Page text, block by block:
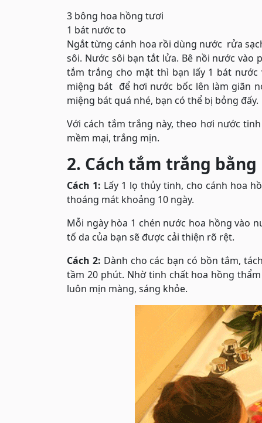
3 bông hoa hồng tươi
1 bát nước to
Ngắt từng cánh hoa rồi dùng nước rửa
sôi. Nước sôi bạn tắt lửa. Bê nồi nước
tắm trắng cho mặt thì bạn lấy 1 bát
miệng bát để hơi nước bốc lên làm giãn
miệng bát quá nhé, bạn có thể bị bỏng đấy.
Với cách tắm trắng này, theo hơi nước
mềm mại, trắng mịn.
2. Cách tắm trắng
Cách 1: Lấy 1 lọ thủy tinh, cho cánh hoa
thoáng mát khoảng 10 ngày.
Mỗi ngày hòa 1 chén nước hoa hồng vào
tố da của bạn sẽ được cải thiện rõ rệt.
Cách 2: Dành cho các bạn có bồn tắm,
tầm 20 phút. Nhờ tinh chất hoa hồng
luôn mịn màng, sáng khỏe.